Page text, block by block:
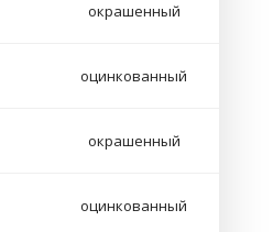
окрашенный
оцинкованный
окрашенный
оцинкованный